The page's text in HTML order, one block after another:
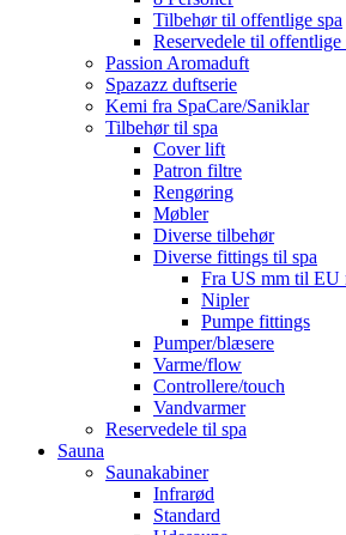
Tilbehør til offentlige spa
Reservedele til offentlige
Passion Aromaduft
Spazazz duftserie
Kemi fra SpaCare/Saniklar
Tilbehør til spa
Cover lift
Patron filtre
Rengøring
Møbler
Diverse tilbehør
Diverse fittings til spa
Fra US mm til EU
Nipler
Pumpe fittings
Pumper/blæsere
Varme/flow
Controllere/touch
Vandvarmer
Reservedele til spa
Sauna
Saunakabiner
Infrarød
Standard